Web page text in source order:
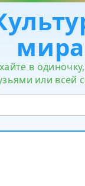
мира
в
или всей